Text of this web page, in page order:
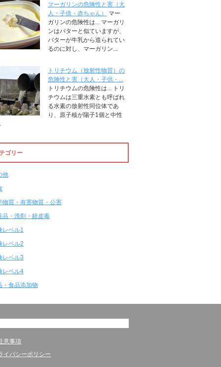
マーガリンの危険性と害（大
人・子供・赤ちゃん）
マー
ガリンの危険性は... マーガリ
ンはバターと似ていますが、
バターが牛乳から造られてい
るのに対し、マーガリン...
トリチウム（放射性物質）の
危険性と害（大人・子供・...
トリチウムの危険性は... トリ
チウムは三重水素とも呼ばれ
る水素の放射性同位体であ
り、原子核が陽子1個と中性
ゴリー
他
物質・有害物質・公害
品・洗剤・経皮毒
レベル1
レベル2
レベル3
レベル4
・食品添加物
意事項
イバシーポリシー